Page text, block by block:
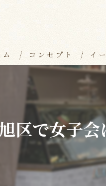
ム コンセプト イ
ラン
デ
ア
ド
パ
区で女子